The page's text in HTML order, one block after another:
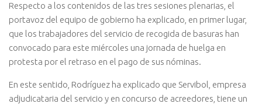
Respecto a los contenidos de las tres sesiones plenarias, el
portavoz del equipo de gobierno ha explicado, en primer lugar,
que los trabajadores del servicio de recogida de basuras han
convocado para este miércoles una jornada de huelga en
protesta por el retraso en el pago de sus nóminas.
En este sentido, Rodríguez ha explicado que Servibol, empresa
adjudicataria del servicio y en concurso de acreedores, tiene un